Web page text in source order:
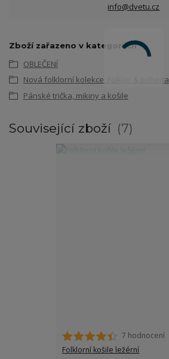
info@dvetu.cz
Zboží zařazeno v kategoriích
OBLEČENÍ
Nová folklorní kolekce: Folklor & pohoda
Pánské trička, mikiny a košile
Související zboží 7
7 hodnocení
Folklorní košile ležérní